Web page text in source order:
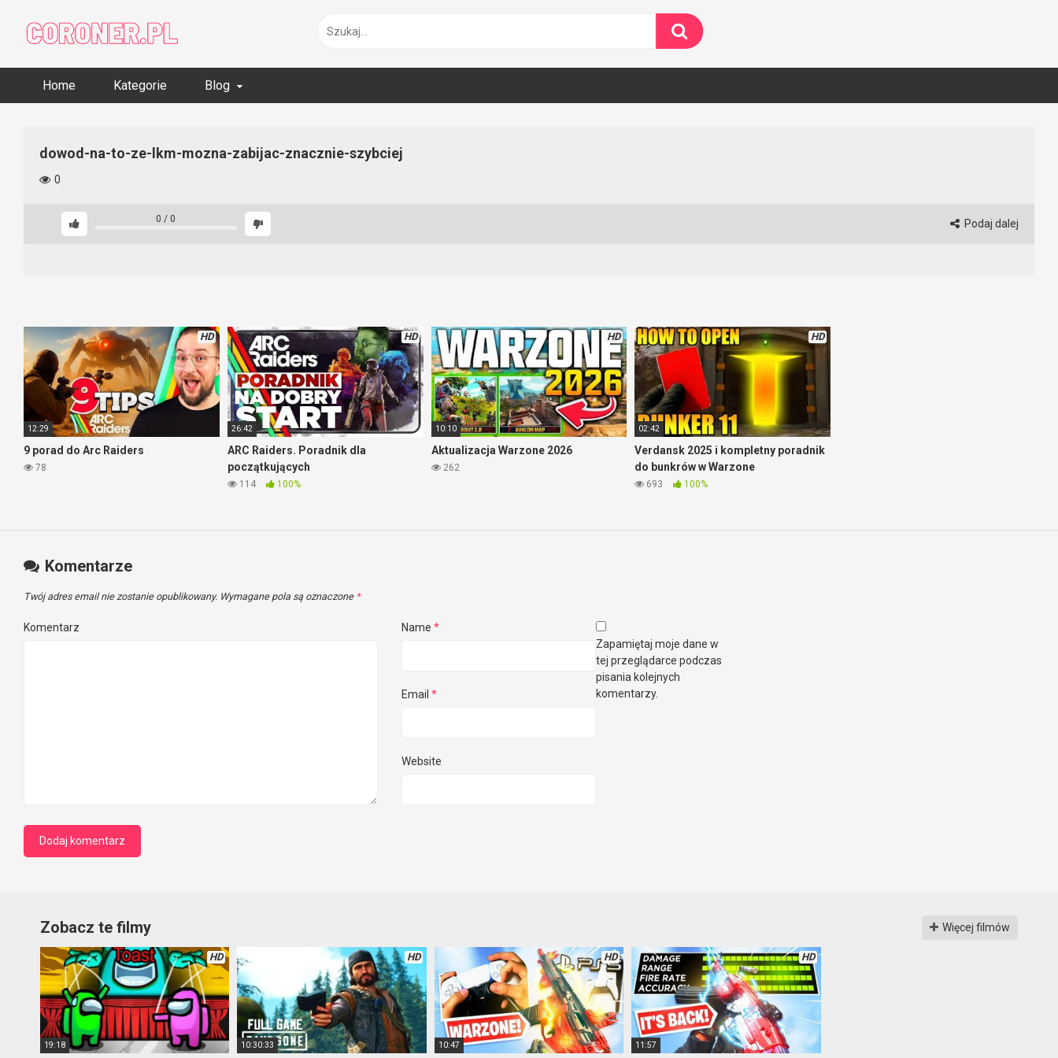
content
Home Kategorie Blog
dowod-na-to-ze-lkm-mozna-zabijac-znacznie-szybciej
0
0 / 0 Podaj dalej
HD
12:29
9 porad do Arc Raiders
78
HD
26:42
ARC Raiders. Poradnik dla
początkujących
114 100%
HD
10:10
Aktualizacja Warzone 2026
262
HD
02:42
Verdansk 2025 i kompletny poradnik
do bunkrów w Warzone
693 100%
Komentarze
Twój adres email nie zostanie opublikowany. Wymagane pola są oznaczone *
Komentarz Name *
Email *
Website
Zapamiętaj moje dane w
tej przeglądarce podczas
pisania kolejnych
komentarzy.
Zobacz te filmy Więcej filmów
HD
19:18
HD
10:30:33
HD
10:47
HD
11:57